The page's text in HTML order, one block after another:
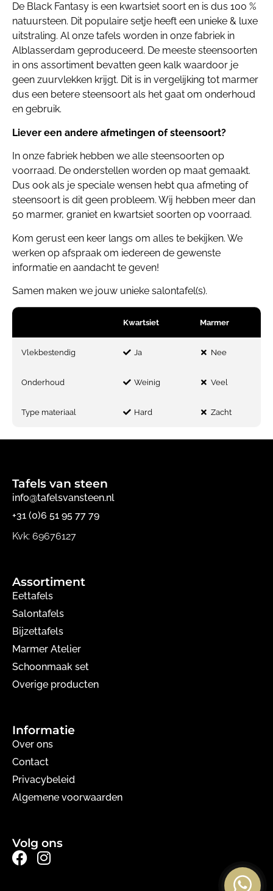
De Black Fantasy is een kwartsiet soort en is dus 100 %
natuursteen. Dit populaire setje heeft een unieke & luxe
uitstraling. Al onze tafels worden in onze fabriek in
Alblasserdam geproduceerd. De meeste steensoorten
in ons assortiment bevatten geen kalk waardoor je
geen zuurvlekken krijgt. Dit is in vergelijking tot marmer
dus een betere steensoort als het gaat om onderhoud
en gebruik.
Liever een andere afmetingen of steensoort?
In onze fabriek hebben we alle steensoorten op
voorraad. De onderstellen worden op maat gemaakt.
Dus ook als je speciale wensen hebt qua afmeting of
steensoort is dit geen probleem. Wij hebben meer dan
50 marmer, graniet en kwartsiet soorten op voorraad.
Kom gerust een keer langs om alles te bekijken. We
werken op afspraak om iedereen de gewenste
informatie en aandacht te geven!
Samen maken we jouw unieke salontafel(s).
Kwartsiet Marmer
Vlekbestendig Ja Nee
Onderhoud Weinig Veel
Type materiaal Hard Zacht
Tafels van steen
info@tafelsvansteen.nl
+31 (0)6 51 95 77 79
Kvk: 69676127
Assortiment
Eettafels
Salontafels
Bijzettafels
Marmer Atelier
Schoonmaak set
Overige producten
Informatie
Over ons
Contact
Privacybeleid
Algemene voorwaarden
Volg ons